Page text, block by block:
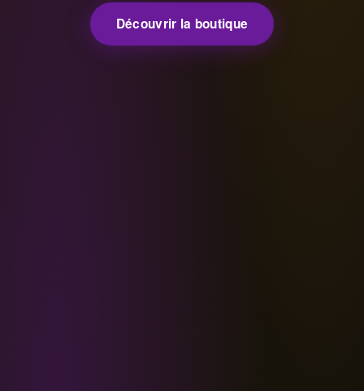
Découvrir la boutique